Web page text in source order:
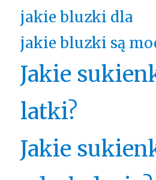
jakie bluzki dla
jakie bluzki są
Jakie
latki?
Jakie